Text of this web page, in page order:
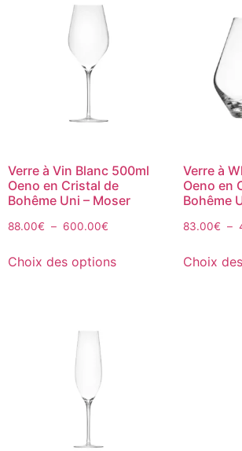
Verre à Vin Blanc 500ml
Oeno en Cristal de
Bohême Uni – Moser
88.00€ – 600.00€
Choix des options
Verre à
Oeno en
Bohême
83.00€ –
Choix